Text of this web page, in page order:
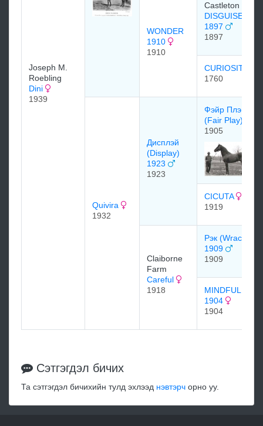
Joseph M.
Roebling
Dini
1939
WONDER
1910
1910
Castleton Stud
DISGUISE
1897
1897
CURIOSITY
1760
Quivira
1932
Диcплэй
(Display)
1923
1923
Фэйр Плэй
(Fair Play)
1905
CICUTA
1919
Claiborne
Farm
Careful
1918
Рэк (Wrack)
1909
1909
MINDFUL
1904
1904
Сэтгэгдэл бичих
Та сэтгэгдэл бичихийн тулд эхлээд нэвтэрч орно уу.